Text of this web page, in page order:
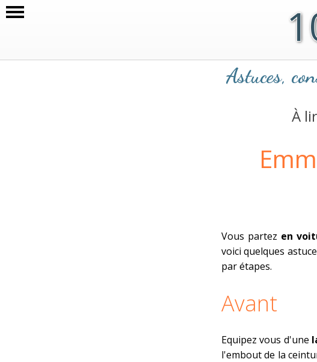
Astuces,
À
Vous partez en
voici quelques
par étapes.
Avant
Equipez vous d'une
l'embout de la